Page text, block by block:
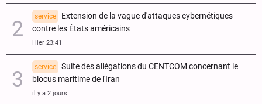
service
Extension de la vague d'attaques cybernétiques
contre les États américains
Hier 23:41
service
Suite des allégations du CENTCOM concernant le
blocus maritime de l'Iran
il y a 2 jours